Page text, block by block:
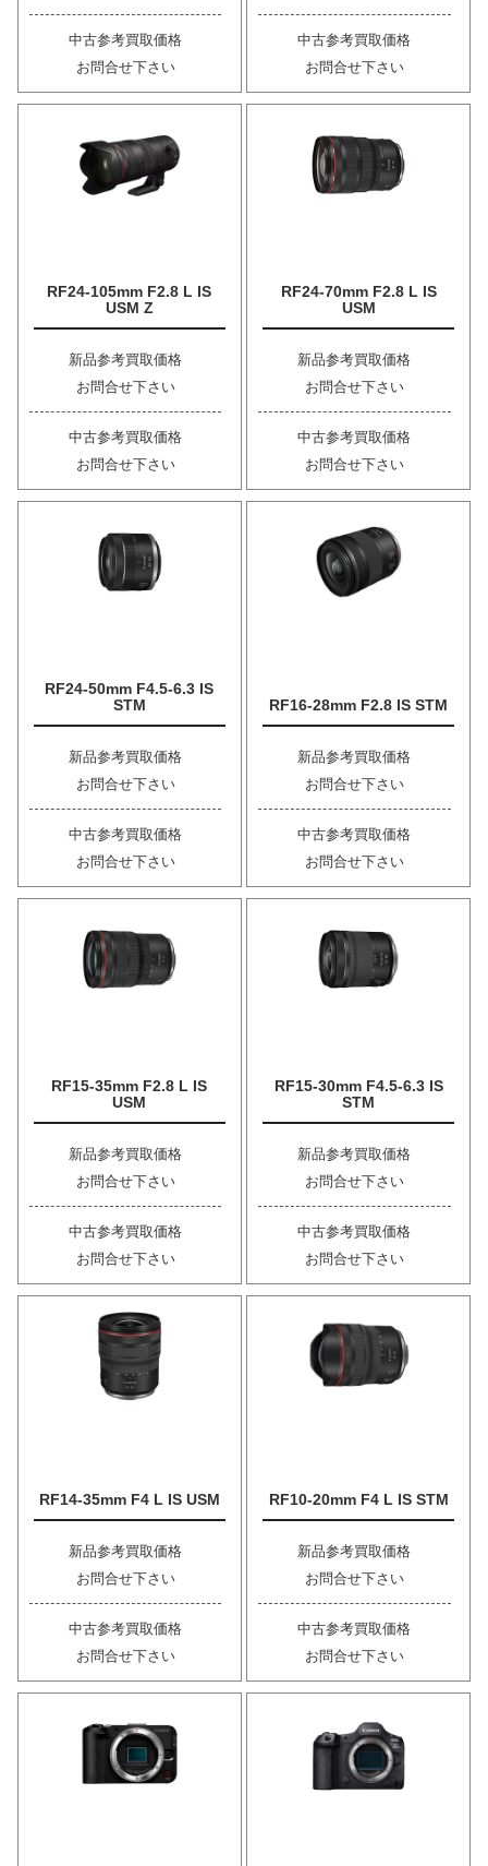
中古参考買取価格
お問合せ下さい
中古参考買取価格
お問合せ下さい
RF24-105mm F2.8 L IS
USM Z
新品参考買取価格
お問合せ下さい
中古参考買取価格
お問合せ下さい
RF24-70mm F2.8 L IS
USM
新品参考買取価格
お問合せ下さい
中古参考買取価格
お問合せ下さい
RF24-50mm F4.5-6.3 IS
STM
新品参考買取価格
お問合せ下さい
中古参考買取価格
お問合せ下さい
RF16-28mm F2.8 IS STM
新品参考買取価格
お問合せ下さい
中古参考買取価格
お問合せ下さい
RF15-35mm F2.8 L IS
USM
新品参考買取価格
お問合せ下さい
中古参考買取価格
お問合せ下さい
RF15-30mm F4.5-6.3 IS
STM
新品参考買取価格
お問合せ下さい
中古参考買取価格
お問合せ下さい
RF14-35mm F4 L IS USM
新品参考買取価格
お問合せ下さい
中古参考買取価格
お問合せ下さい
RF10-20mm F4 L IS STM
新品参考買取価格
お問合せ下さい
中古参考買取価格
お問合せ下さい